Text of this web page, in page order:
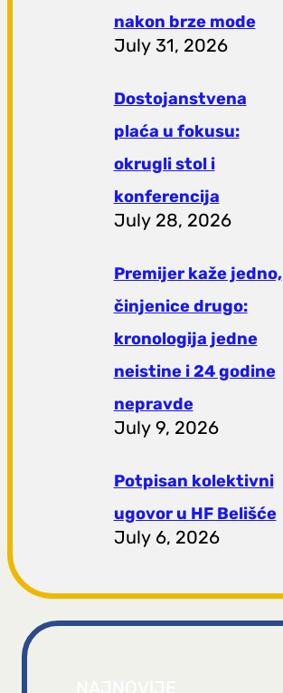
nakon brze mode
July 31, 2026
Dostojanstvena
plaća u fokusu:
okrugli stol i
konferencija
July 28, 2026
Premijer kaže jedno,
činjenice drugo:
kronologija jedne
neistine i 24 godine
nepravde
July 9, 2026
Potpisan kolektivni
ugovor u HF Belišće
July 6, 2026